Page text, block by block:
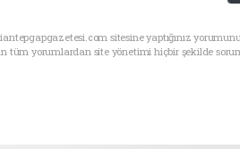
sitesine yaptığınız
tüm yorumlardan site yönetimi hiçbir şekilde